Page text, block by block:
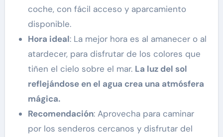
coche, con fácil acceso y aparcamiento
disponible.
Hora ideal: La mejor hora es al amanecer o al
atardecer, para disfrutar de los colores que
tiñen el cielo sobre el mar. La luz del sol
reflejándose en el agua crea una atmósfera
mágica.
Recomendación: Aprovecha para caminar
por los senderos cercanos y disfrutar del